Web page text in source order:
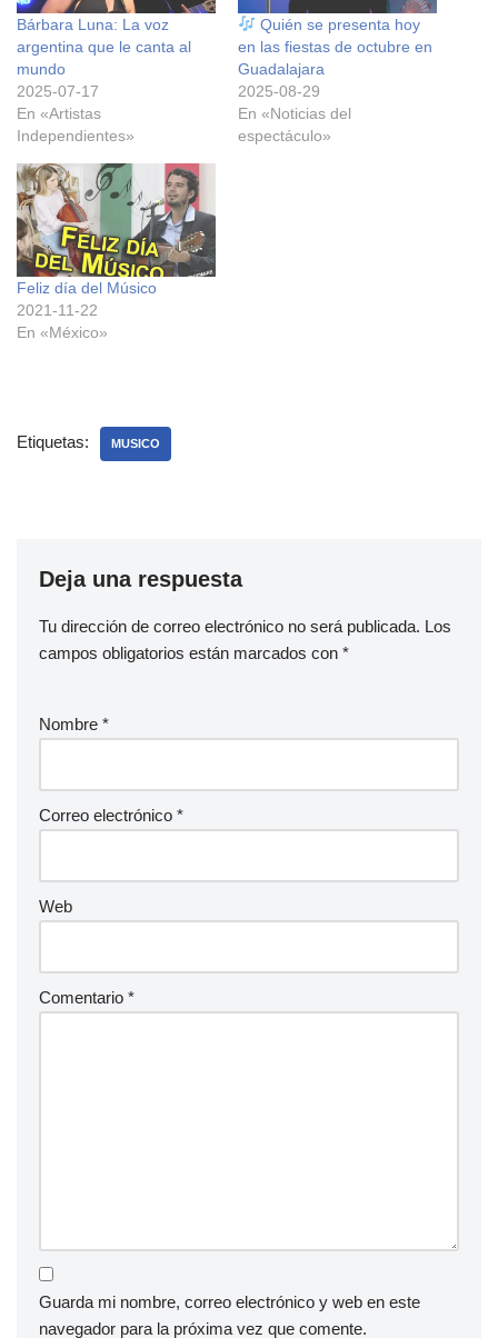
Bárbara Luna: La voz
argentina que le canta al
mundo
2025-07-17
En «Artistas
Independientes»
Quién se presenta hoy
en las fiestas de octubre en
Guadalajara
2025-08-29
En «Noticias del
espectáculo»
Feliz día del Músico
2021-11-22
En «México»
Etiquetas: MUSICO
Deja una respuesta
Tu dirección de correo electrónico no será publicada. Los
campos obligatorios están marcados con *
Nombre *
Correo electrónico *
Web
Comentario *
Guarda mi nombre, correo electrónico y web en este
navegador para la próxima vez que comente.